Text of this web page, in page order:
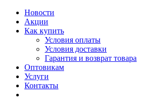
Новости
Акции
Как купить
Условия оплаты
Условия доставки
Гарантия и возврат товара
Оптовикам
Услуги
Контакты